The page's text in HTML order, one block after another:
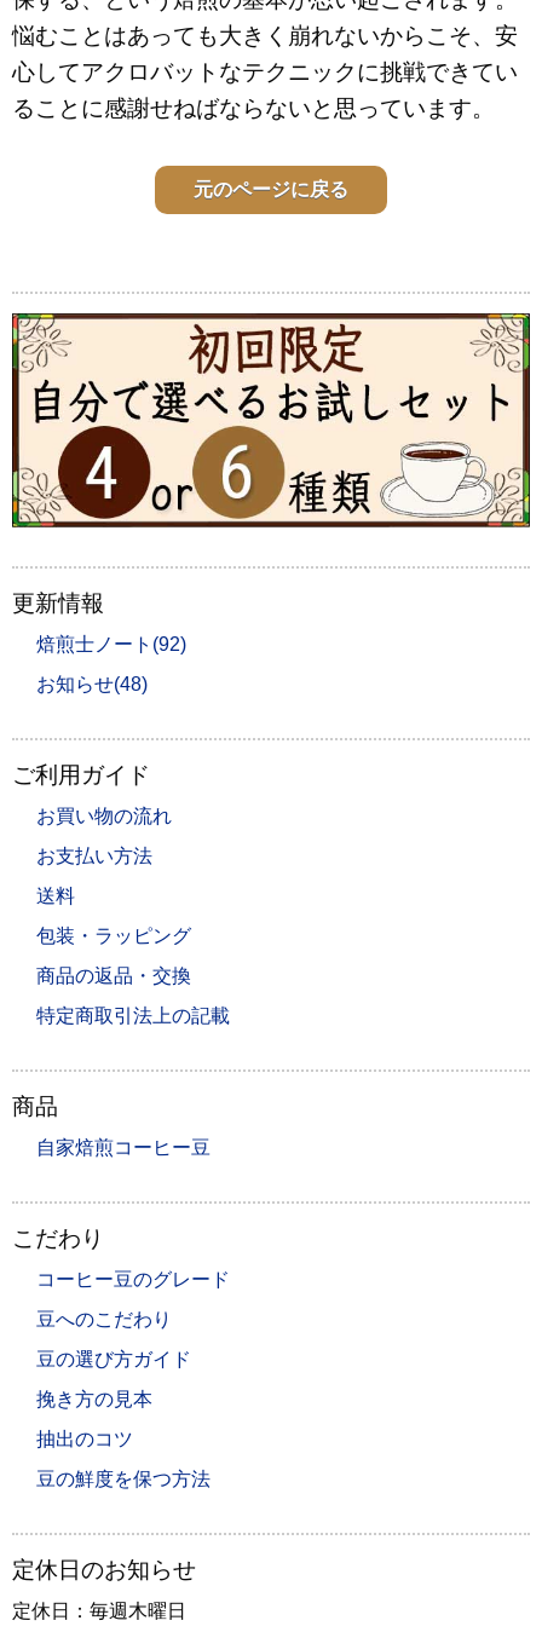
悩むことはあっても大きく崩れないからこそ、安
心してアクロバットなテクニックに挑戦できてい
ることに感謝せねばならないと思っています。
元のページに戻る
更新情報
焙煎士ノート(92)
お知らせ(48)
ご利用ガイド
お買い物の流れ
お支払い方法
送料
包装・ラッピング
商品の返品・交換
特定商取引法上の記載
商品
自家焙煎コーヒー豆
こだわり
コーヒー豆のグレード
豆へのこだわり
豆の選び方ガイド
挽き方の見本
抽出のコツ
豆の鮮度を保つ方法
定休日のお知らせ
定休日：毎週木曜日